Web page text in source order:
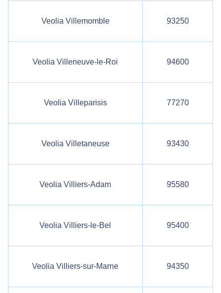
Veolia Villemomble 93250
Veolia Villeneuve-le-Roi 94600
Veolia Villeparisis 77270
Veolia Villetaneuse 93430
Veolia Villiers-Adam 95580
Veolia Villiers-le-Bel 95400
Veolia Villiers-sur-Marne 94350